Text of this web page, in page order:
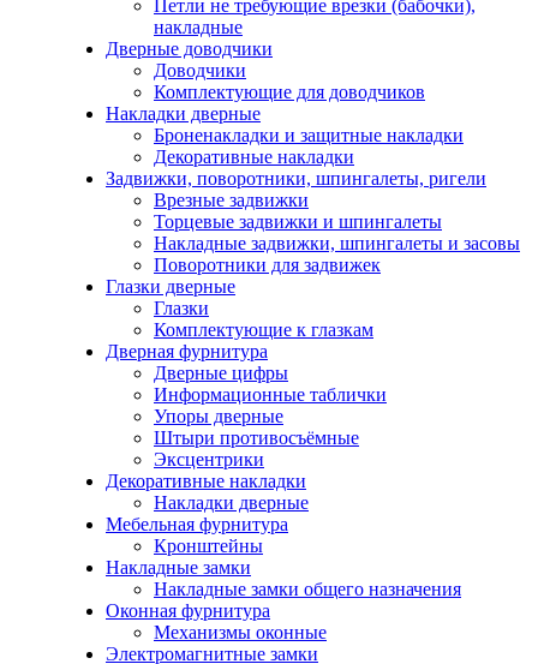
Петли не требующие врезки (бабочки),
накладные
Дверные доводчики
Доводчики
Комплектующие для доводчиков
Накладки дверные
Броненакладки и защитные накладки
Декоративные накладки
Задвижки, поворотники, шпингалеты, ригели
Врезные задвижки
Торцевые задвижки и шпингалеты
Накладные задвижки, шпингалеты и засовы
Поворотники для задвижек
Глазки дверные
Глазки
Комплектующие к глазкам
Дверная фурнитура
Дверные цифры
Информационные таблички
Упоры дверные
Штыри противосъёмные
Эксцентрики
Декоративные накладки
Накладки дверные
Мебельная фурнитура
Кронштейны
Накладные замки
Накладные замки общего назначения
Оконная фурнитура
Механизмы оконные
Электромагнитные замки